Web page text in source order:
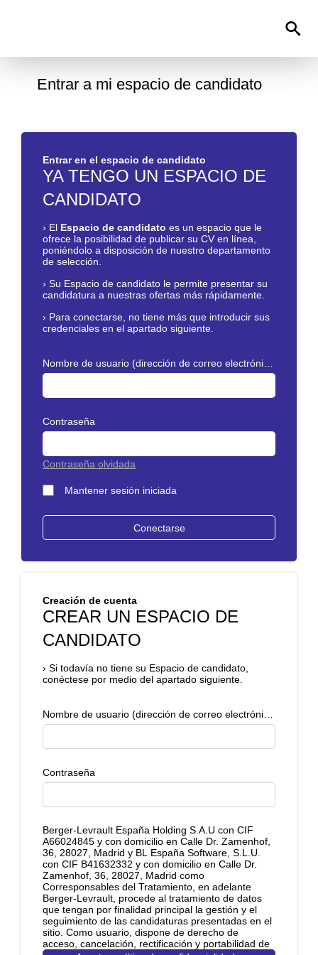
Entrar a mi espacio de candidato
YA TENGO UN ESPACIO DE
CANDIDATO
› El Espacio de candidato es un espacio que le
ofrece la posibilidad de publicar su CV en línea,
poniéndolo a disposición de nuestro departamento
de selección.
› Su Espacio de candidato le permite presentar su
candidatura a nuestras ofertas más rápidamente.
› Para conectarse, no tiene más que introducir sus
credenciales en el apartado siguiente.
Entrar en el espacio de candidato
Nombre de usuario (dirección de correo electrónico)
Contraseña
Mantener sesión iniciada
Contraseña olvidada
CREAR UN ESPACIO DE
CANDIDATO
› Si todavía no tiene su Espacio de candidato,
conéctese por medio del apartado siguiente.
Creación de cuenta
Nombre de usuario (dirección de correo electrónico)
Contraseña
Berger-Levrault España Holding S.A.U con CIF
A66024845 y con domicilio en Calle Dr. Zamenhof,
36, 28027, Madrid y BL España Software, S.L.U.
con CIF B41632332 y con domicilio en Calle Dr.
Zamenhof, 36, 28027, Madrid como
Corresponsables del Tratamiento, en adelante
Berger-Levrault, procede al tratamiento de datos
que tengan por finalidad principal la gestión y el
seguimiento de las candidaturas presentadas en el
sitio. Como usuario, dispone de derecho de
acceso, cancelación, rectificación y portabilidad de